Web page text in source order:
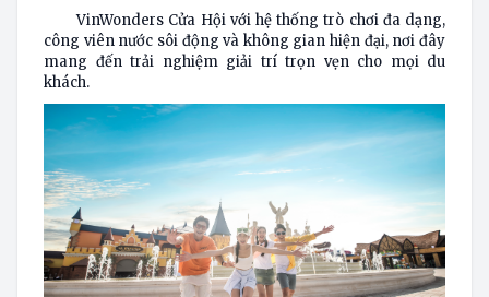
VinWonders Cửa Hội với hệ thống trò chơi đa dạng,
công viên nước sôi động và không gian hiện đại, nơi đây
mang đến trải nghiệm giải trí trọn vẹn cho mọi du
khách.